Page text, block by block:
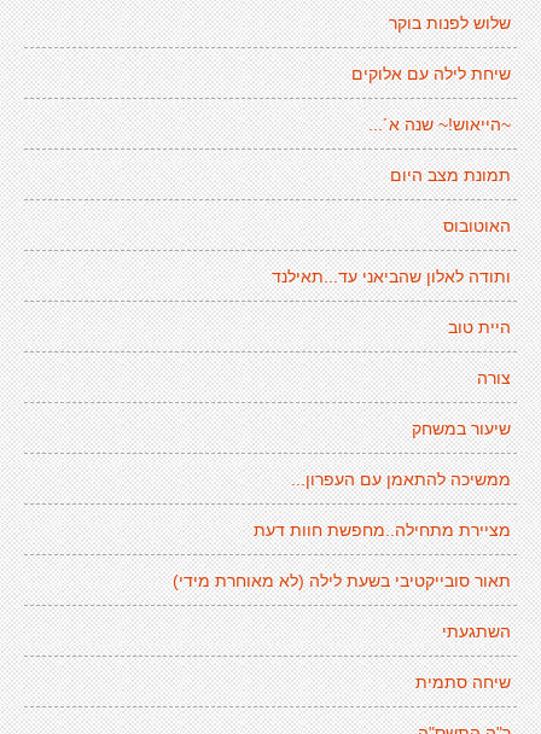
שלוש לפנות בוקר
שיחת לילה עם אלוקים
~הייאוש!~ שנה א´...
תמונת מצב היום
האוטובוס
ותודה לאלון שהביאני עד...תאילנד
היית טוב
צורה
שיעור במשחק
ממשיכה להתאמן עם העפרון...
מציירת מתחילה..מחפשת חוות דעת
תאור סובייקטיבי בשעת לילה (לא מאוחרת מידי)
השתגעתי
שיחה סתמית